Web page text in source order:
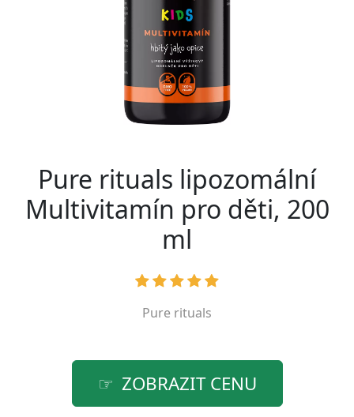
Pure rituals lipozomální
Multivitamín pro děti, 200
ml
Pure rituals
ZOBRAZIT CENU